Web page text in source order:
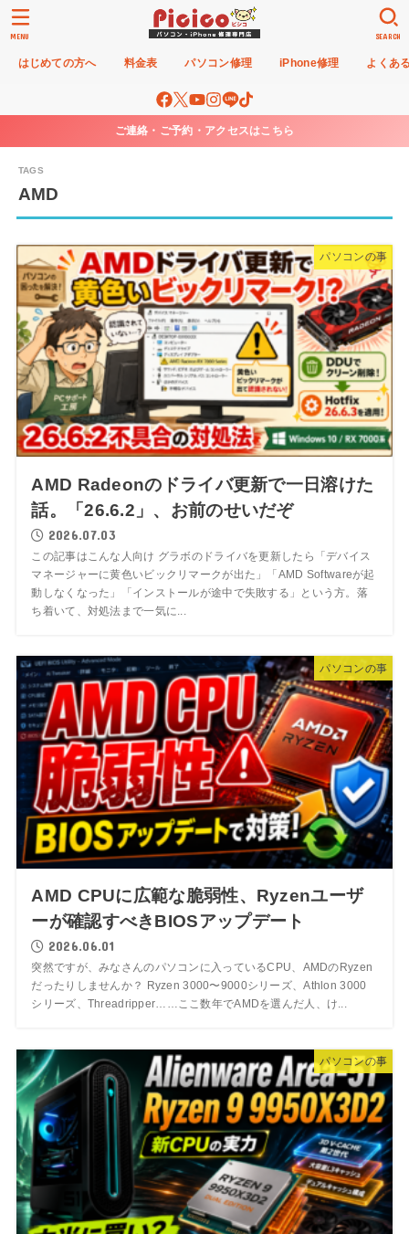
はじめての方へ 料金表 パソコン修理 iPhone修理 よくあ
SEARCH
MENU
ご連絡・ご予約・アクセスはこちら
AMD
パソコンの事
AMD Radeonのドライバ更新で一日溶けた
話。「26.6.2」、お前のせいだぞ
2026.07.03
この記事はこんな人向け グラボのドライバを更新したら「デバイス
マネージャーに黄色いビックリマークが出た」「AMD Softwareが起
動しなくなった」「インストールが途中で失敗する」という方。落
ち着いて、対処法まで一気に...
パソコンの事
AMD CPUに広範な脆弱性、Ryzenユーザ
ーが確認すべきBIOSアップデート
2026.06.01
突然ですが、みなさんのパソコンに入っているCPU、AMDのRyzen
だったりしませんか？ Ryzen 3000〜9000シリーズ、Athlon 3000
シリーズ、Threadripper……ここ数年でAMDを選んだ人、け...
パソコンの事